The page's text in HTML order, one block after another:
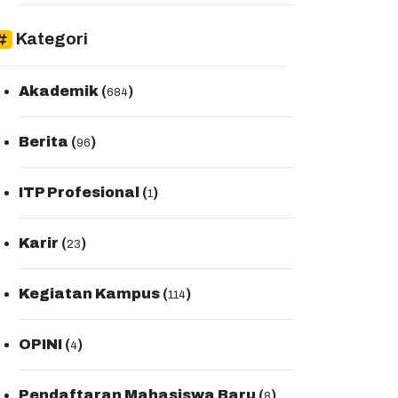
Kategori
Akademik (684)
Berita (96)
ITP Profesional (1)
Karir (23)
Kegiatan Kampus (114)
OPINI (4)
Pendaftaran Mahasiswa Baru ( )